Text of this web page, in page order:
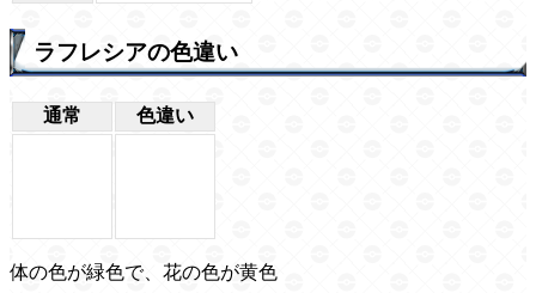
ラフレシアの色違い
通常 色違い
体の色が緑色で、花の色が黄色